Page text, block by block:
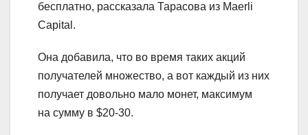
бесплатно, рассказала Тарасова из Maerli
Capital.
Она добавила, что во время таких акций
получателей множество, а вот каждый из них
получает довольно мало монет, максимум
на сумму в $20-30.